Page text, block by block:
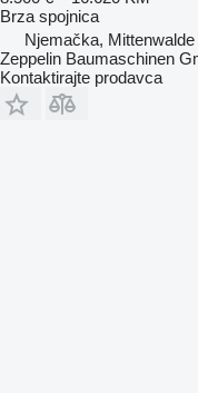
Brza spojnica
Njemačka, Mittenwalde
Zeppelin Baumaschinen
Kontaktirajte prodavca